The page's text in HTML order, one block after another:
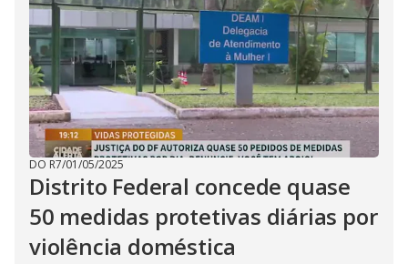
DO R7/01/05/2025
Distrito Federal concede quase
50 medidas protetivas diárias por
violência doméstica